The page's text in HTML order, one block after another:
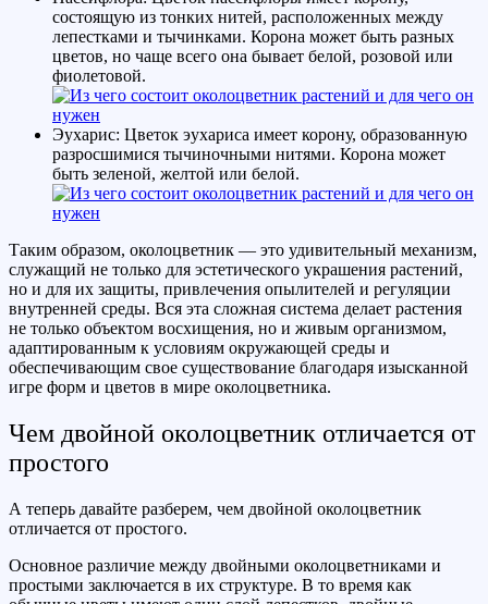
состоящую из тонких нитей, расположенных между
лепестками и тычинками. Корона может быть разных
цветов, но чаще всего она бывает белой, розовой или
фиолетовой.
Эухарис: Цветок эухариса имеет корону, образованную
разросшимися тычиночными нитями. Корона может
быть зеленой, желтой или белой.
Таким образом, околоцветник — это удивительный механизм,
служащий не только для эстетического украшения растений,
но и для их защиты, привлечения опылителей и регуляции
внутренней среды. Вся эта сложная система делает растения
не только объектом восхищения, но и живым организмом,
адаптированным к условиям окружающей среды и
обеспечивающим свое существование благодаря изысканной
игре форм и цветов в мире околоцветника.
Чем двойной околоцветник отличается от
простого
А теперь давайте разберем, чем двойной околоцветник
отличается от простого.
Основное различие между двойными околоцветниками и
простыми заключается в их структуре. В то время как